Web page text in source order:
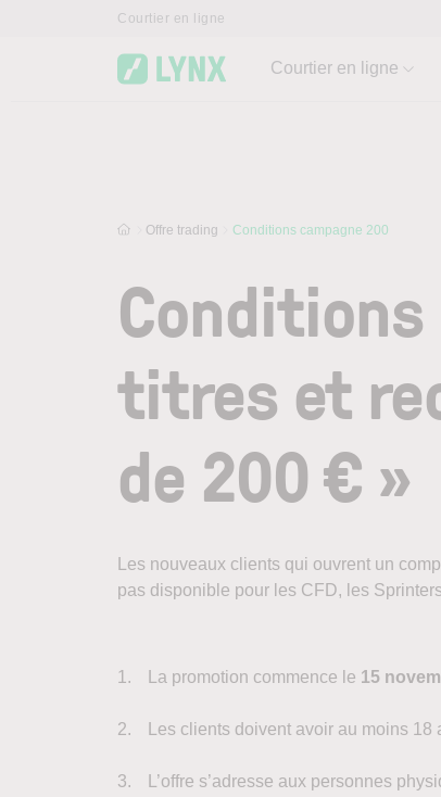
Skip to main contentCourtier en ligne
Courtier en ligne
Offre trading Conditions campagne 200
titres et
de 200 € »
Les nouveaux clients qui ouvrent un
pas disponible pour les CFD, les
La promotion commence le 15
Les clients doivent avoir au moins 18
L’offre s’adresse aux personnes